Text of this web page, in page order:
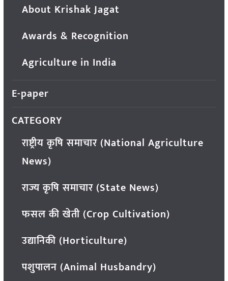
About Krishak Jagat
Awards & Recognition
Agriculture in India
E-paper
CATEGORY
राष्ट्रीय कृषि समाचार (National Agriculture
News)
राज्य कृषि समाचार (State News)
फसल की खेती (Crop Cultivation)
उद्यानिकी (Horticulture)
पशुपालन (Animal Husbandry)